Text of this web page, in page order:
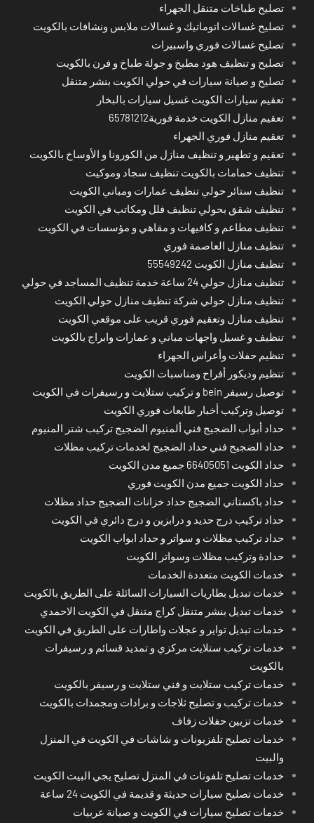
تصليح طباخات متنقل الجهراء
تصليح غسالات اتوماتيك و غسالات ملابس ونشافات بالكويت
تصليح غسالات فوري واسبيرات
تصليح و تنظيف هود مطبخ و جولة طباخ و فرن بالكويت
تصليح و صيانة سيارات في حولي الكويت بنشر متنقل
تعقيم سيارات الكويت غسيل سيارات بالبخار
تعقيم منازل الكويت خدمة فورية65781212
تعقيم منازل فوري الجهراء
تعقيم و تطهير و تنظيف منازل من الكورونا و الأوساخ بالكويت
تنظيف حمامات بالكويت تنظيف سجاد وموكيت
تنظيف ستائر حولي تنظيف عمارات ومباني الكويت
تنظيف شقق بحولي تنظيف فلل ومكاتب في الكويت
تنظيف مطاعم و كافيهات و مقاهي و مؤسسات في الكويت
تنظيف منازل العاصمة فوري
تنظيف منازل الكويت 55549242
تنظيف منازل حولي 24 ساعة خدمة تنظيف المساجد في حولي
تنظيف منازل حولي شركة تنظيف منازل حولي الكويت
تنظيف منازل وتعقيم فوري قريب على موقعي الكويت
تنظيف و غسيل واجهات مباني و عمارات وابراج بالكويت
تنظيم حفلات وأعراس الجهراء
تنظيم وديكور أفراح ومناسبات الكويت
توصيل رسيفر bein و تركيب ستلايت و رسيفرات في الكويت
توصيل وتركيب أخبار طابعات فوري الكويت
حداد أبواب الضجيج فني ألمنيوم الضجيج تركيب شتر المنيوم
حداد الضجيج فني حداد الضجيج لخدمات تركيب مظلات
حداد الكويت 66405051 جميع مدن الكويت
حداد الكويت جميع مدن الكويت فوري
حداد باكستاني الضجيج حداد خزانات الضجيج حداد مظلات
حداد تركيب درج حديد و درابزين و درج دائري في الكويت
حداد تركيب مظلات و سواتر و حداد ابواب الكويت
حدادة وتركيب مظلات وسواتر الكويت
خدمات الكويت متعددة الخدمات
خدمات تبديل بطاريات السيارات السائلة على الطريق بالكويت
خدمات تبديل بنشر متنقل كراج متنقل في الكويت الاحمدي
خدمات تبديل تواير و عجلات واطارات على الطريق في الكويت
خدمات تركيب ستلايت مركزي و تمديد قسائم و رسيفرات
بالكويت
خدمات تركيب ستلايت و فني ستلايت و رسيفر بالكويت
خدمات تركيب و تصليح ثلاجات و برادات ومجمدات بالكويت
خدمات تزيين حفلات زفاف
خدمات تصليح تلفزيونات و شاشات في الكويت في المنزل
والبيت
خدمات تصليح تلفونات في المنزل تصليح يجي البيت الكويت
خدمات تصليح سيارات حديثة و قديمة في الكويت 24 ساعة
خدمات تصليح سيارات في الكويت و صيانة عربيات